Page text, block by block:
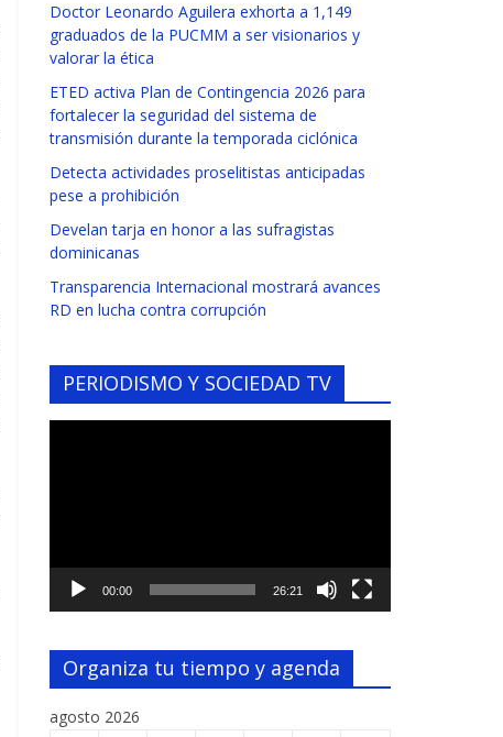
Doctor Leonardo Aguilera exhorta a 1,149
graduados de la PUCMM a ser visionarios y
valorar la ética
ETED activa Plan de Contingencia 2026 para
fortalecer la seguridad del sistema de
transmisión durante la temporada ciclónica
Detecta actividades proselitistas anticipadas
pese a prohibición
Develan tarja en honor a las sufragistas
dominicanas
Transparencia Internacional mostrará avances
RD en lucha contra corrupción
PERIODISMO Y SOCIEDAD TV
00:00 26:21
Organiza tu tiempo y agenda
agosto 2026